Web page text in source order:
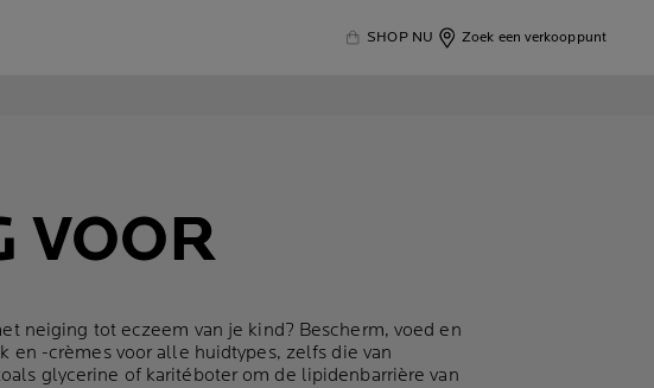
SHOP NU Zoek een verkooppunt
VOOR
neiging tot eczeem van je kind? Bescherm, voed en
en -crèmes voor alle huidtypes, zelfs die van
glycerine of karitéboter om de lipidenbarrière van